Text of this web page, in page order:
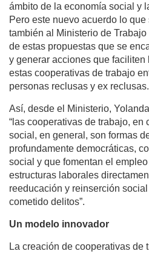
ámbito de la economía social y
Pero este nuevo acuerdo lo
también al Ministerio de
de estas propuestas que se
y generar acciones que
estas cooperativas de trabajo
personas reclusas y ex reclusas.
Así, desde el Ministerio,
“las cooperativas de trabajo, en
social, en general, son formas
profundamente democráticas,
social y que fomentan el
estructuras laborales
reeducación y reinserción
cometido delitos”.
Un modelo innovador
La creación de cooperativas de